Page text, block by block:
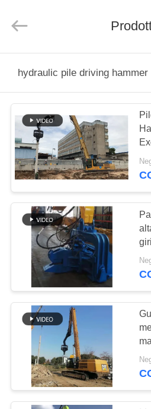
PRODOTTI
MANIFESTAZIONE
DI
VR
CIRCA
GIRO
DELLA
FABBRICA
CONTROLLO
QUALITÀ
Ltd..
hydraulic pile driving hammer